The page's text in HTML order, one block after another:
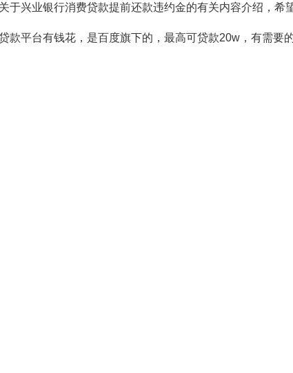
于兴业银行消费贷款提前还款违约金的有关内容介绍，希
款平台有钱花，是百度旗下的，最高可贷款20w，有需要